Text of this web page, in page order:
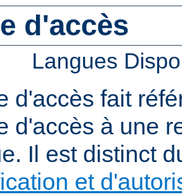
d'accès
Langues
d'accès fait
d'accès à une
Il est distinct
et